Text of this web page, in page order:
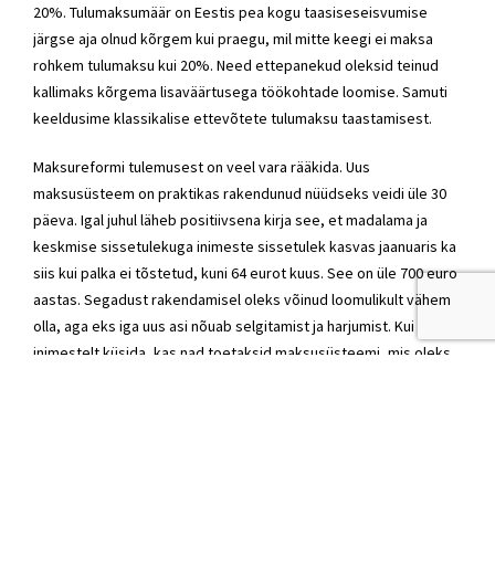
20%. Tulumaksumäär on Eestis pea kogu taasiseseisvumise
järgse aja olnud kõrgem kui praegu, mil mitte keegi ei maksa
rohkem tulumaksu kui 20%. Need ettepanekud oleksid teinud
kallimaks kõrgema lisaväärtusega töökohtade loomise. Samuti
keeldusime klassikalise ettevõtete tulumaksu taastamisest.
Maksureformi tulemusest on veel vara rääkida. Uus
maksusüsteem on praktikas rakendunud nüüdseks veidi üle 30
päeva. Igal juhul läheb positiivsena kirja see, et madalama ja
keskmise sissetulekuga inimeste sissetulek kasvas jaanuaris ka
siis kui palka ei tõstetud, kuni 64 eurot kuus. See on üle 700 euro
aastas. Segadust rakendamisel oleks võinud loomulikult vähem
olla, aga eks iga uus asi nõuab selgitamist ja harjumist. Kui
inimestelt küsida, kas nad toetaksid maksusüsteemi, mis oleks